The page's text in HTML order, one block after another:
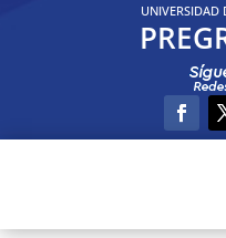
UNIVERSIDAD